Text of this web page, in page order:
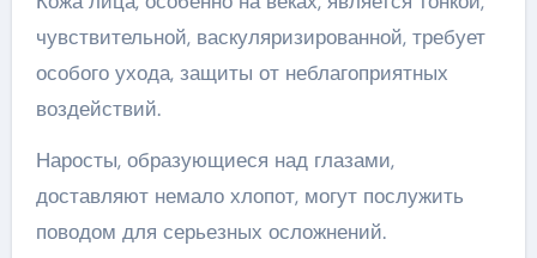
чувствительной, васкуляризированной, требует
особого ухода, защиты от неблагоприятных
воздействий.
Наросты, образующиеся над глазами,
доставляют немало хлопот, могут послужить
поводом для серьезных осложнений.